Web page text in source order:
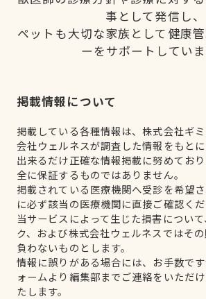
事として発信し、
ペットも大切な家族として健康
ーをサポートしていま
掲載情報について
掲載している各種情報は、株式会社ギ
会社ウェルネスが調査した情報をもとに
出来るだけ正確な情報掲載に努めてお
全に保証するものではありません。
掲載されている医療機関へ受診を希望
に必ず該当の医療機関に直接ご確認くだ
当サービスによって生じた損害につい
ク、および株式会社ウェルネスではそ
負わないものとします。
情報に誤りがある場合には、お手数で
ォームより編集部までご連絡をいただ
たします。